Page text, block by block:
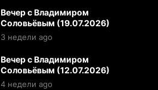
Вечер с Владимиром
Соловьёвым (19.07.2026)
3 недели ago
Вечер с Владимиром
Соловьёвым (12.07.2026)
4 недели ago